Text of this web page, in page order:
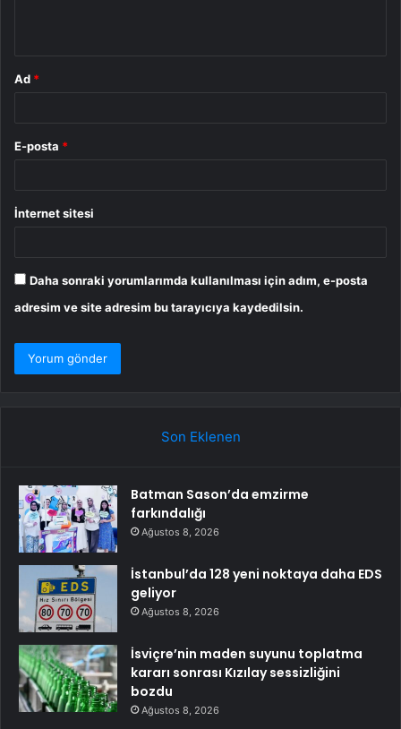
Ad *
E-posta *
İnternet sitesi
Daha sonraki yorumlarımda kullanılması için adım, e-posta
adresim ve site adresim bu tarayıcıya kaydedilsin.
Son Eklenen
Batman Sason’da emzirme
farkındalığı
Ağustos 8, 2026
İstanbul’da 128 yeni noktaya daha EDS
geliyor
Ağustos 8, 2026
İsviçre’nin maden suyunu toplatma
kararı sonrası Kızılay sessizliğini
bozdu
Ağustos 8, 2026